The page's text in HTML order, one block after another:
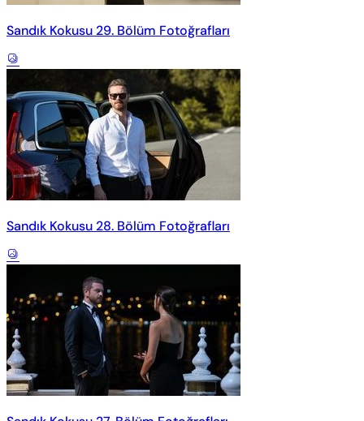
Sandık Kokusu 29. Bölüm Fotoğrafları
Sandık Kokusu 28. Bölüm Fotoğrafları